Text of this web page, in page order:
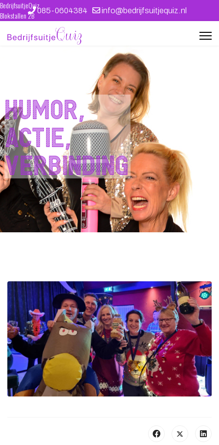
085-0604384 info@bedrijfsuitjequiz.nl
Humor,
actie,
verbinding
BedrijfsuitjeQuiz
Blokstallen 2B
4611 WB Bergen op Zoom
kvk 39087412